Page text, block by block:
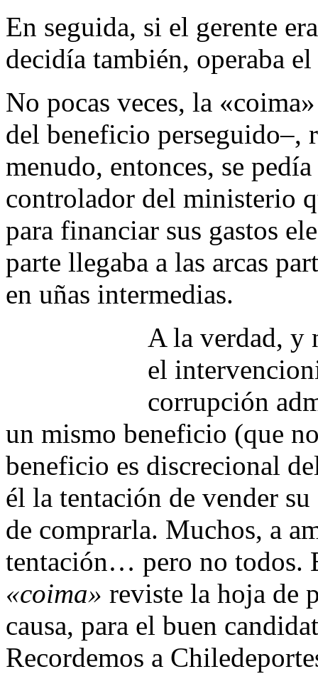
En seguida, si el gerente
decidía también, operaba
No pocas veces, la
del beneficio perseguido–,
menudo, entonces, se
controlador del ministerio
para financiar sus gastos
parte llegaba a las arcas
en uñas intermedias.
A la verdad, y
el
corrupción
un mismo beneficio (que
beneficio es discrecional
él la tentación de vender
de comprarla. Muchos, a
tentación… pero no todos.
«coima» reviste la hoja de
causa, para el buen
Recordemos a